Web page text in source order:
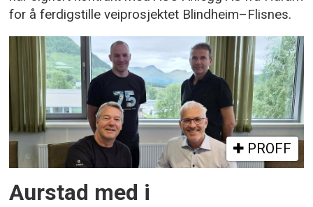
for å ferdigstille veiprosjektet Blindheim–Flisnes.
PROFF
Aurstad med i